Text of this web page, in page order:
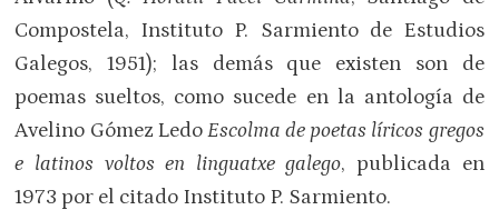
Compostela, Instituto P. Sarmiento de Estudios
Galegos, 1951); las demás que existen son de
poemas sueltos, como sucede en la antología de
Avelino Gómez LedoEscolma de poetas líricos gregos
e latinos voltos en linguatxe galego, publicada en
1973 por el citado Instituto P. Sarmiento.